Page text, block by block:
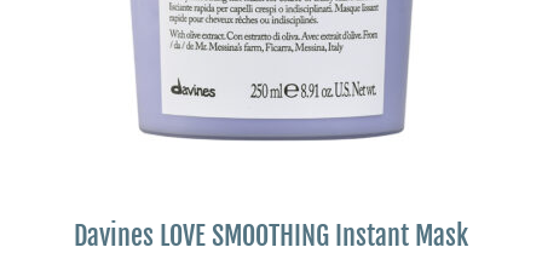
Davines LOVE SMOOTHING Instant Mask